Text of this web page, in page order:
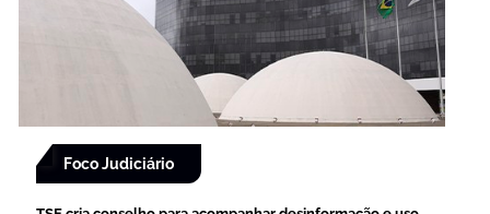
Foco Judiciário